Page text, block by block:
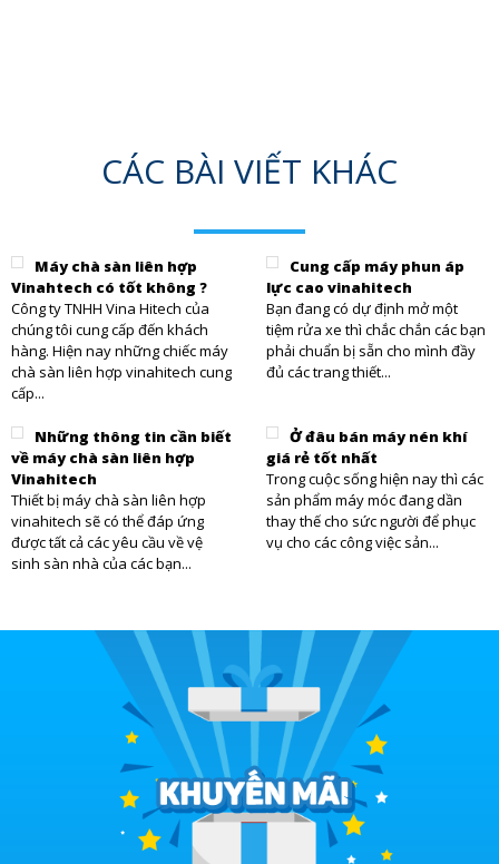
CÁC BÀI VIẾT KHÁC
Máy chà sàn liên hợp
Vinahtech có tốt không ?
Công ty TNHH Vina Hitech của
chúng tôi cung cấp đến khách
hàng. Hiện nay những chiếc máy
chà sàn liên hợp vinahitech cung
cấp...
Cung cấp máy phun áp
lực cao vinahitech
Bạn đang có dự định mở một
tiệm rửa xe thì chắc chắn các bạn
phải chuẩn bị sẵn cho mình đầy
đủ các trang thiết...
Những thông tin cần biết
về máy chà sàn liên hợp
Vinahitech
Thiết bị máy chà sàn liên hợp
vinahitech sẽ có thể đáp ứng
được tất cả các yêu cầu về vệ
sinh sàn nhà của các bạn...
Ở đâu bán máy nén khí
giá rẻ tốt nhất
Trong cuộc sống hiện nay thì các
sản phẩm máy móc đang dần
thay thế cho sức người để phục
vụ cho các công việc sản...